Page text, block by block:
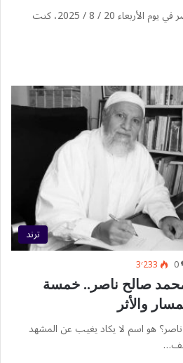
أزفت آزفة الأخ العزيز محمد ناصر في يوم الأربعاء 20 / 8 / 2025، كنت
ترند
0 3٬233
محمد صالح ناصر.. خمسة
والأثر
هو اسم لا يكاد يغيب عن المشهد